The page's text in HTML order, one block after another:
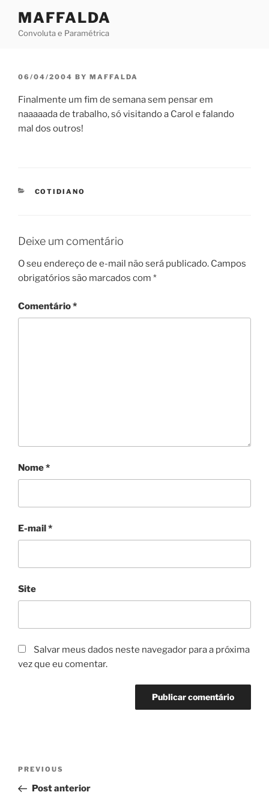
content
MAFFALDA
Convoluta e Paramétrica
POSTED
06/04/2004 BY MAFFALDA
Finalmente um fim de semana sem pensar em
naaaaada de trabalho, só visitando a Carol e falando
mal dos outros!
CATEGORIES
COTIDIANO
Deixe um comentário
O seu endereço de e-mail não será publicado. Campos
obrigatórios são marcados com *
Comentário*
Nome*
E-mail*
Site
Salvar meus dados neste navegador para a próxima
vez que eu comentar.
Navegação
Post
Previous
Post
PREVIOUS
Post anterior